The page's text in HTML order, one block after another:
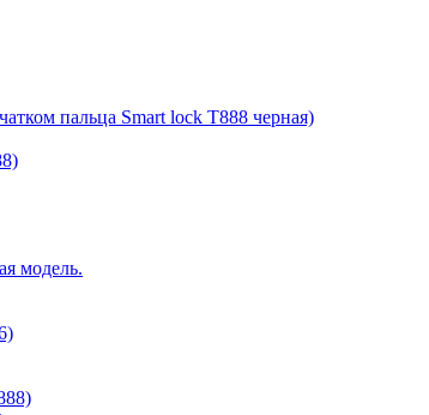
пальца Smart lock T888 черная)
модель.